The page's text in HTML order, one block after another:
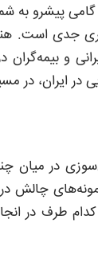
پیشرو به
جدی است.
و
ایران، در
در میان
چالش
طرف در